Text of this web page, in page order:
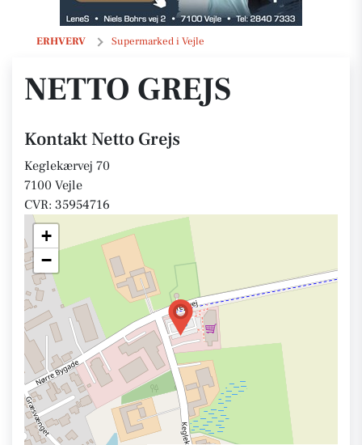
ERHVERV Supermarked i Vejle
Netto Grejs
NETTO GREJS
Kontakt Netto Grejs
Keglekærvej 70
7100 Vejle
CVR: 35954716
+
−